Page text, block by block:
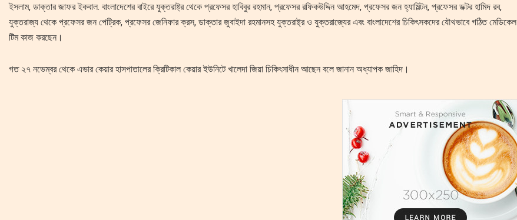
ইসলাম, ডাক্তার জাফর ইকবাল. বাংলাদেশের বাইরে যুক্তরাষ্ট্র থেকে প্রফেসর হাবিবুর রহমান, প্রফেসর রফিকউদ্দিন আহমেদ, প্রফেসর জন হ্যামিল্টন, প্রফেসর ডক্টর হামিদ রব,
যুক্তরাজ্য থেকে প্রফেসর জন পেট্রিক, প্রফেসর জেনিফার ক্রস, ডাক্তার জুবাইদা রহমানসহ যুক্তরাষ্ট্র ও যুক্তরাজ্যের এবং বাংলাদেশের চিকিৎসকদের যৌথভাবে গঠিত মেডিকেল
টিম কাজ করছেন।
গত ২৭ নভেম্বর থেকে এভার কেয়ার হাসপাতালের ক্রিটিকাল কেয়ার ইউনিটে খালেদা জিয়া চিকিৎসাধীন আছেন বলে জানান অধ্যাপক জাহিদ।